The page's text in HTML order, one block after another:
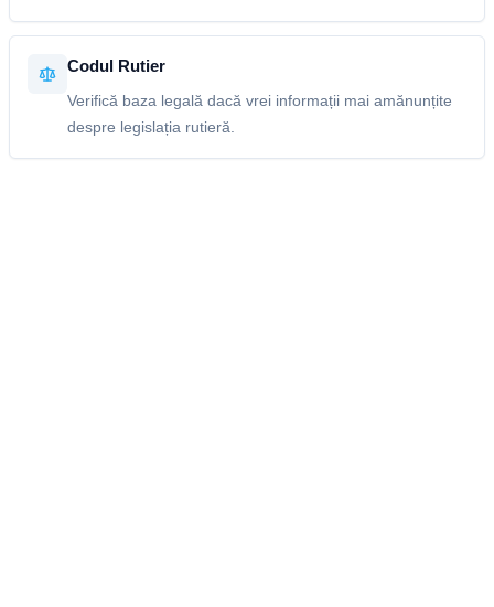
Codul Rutier
Verifică baza legală dacă vrei informații mai amănunțite
despre legislația rutieră.